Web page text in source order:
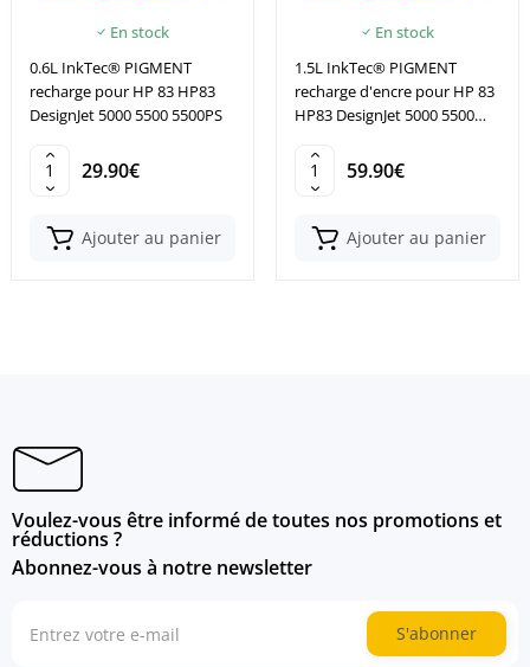
En stock
0.6L InkTec® PIGMENT
recharge pour HP 83 HP83
DesignJet 5000 5500 5500PS
29.90€
Ajouter au panier
En stock
1.5L InkTec® PIGMENT
recharge d'encre pour HP 83
HP83 DesignJet 5000 5500
59.90€
Ajouter au panier
Voulez-vous être informé de toutes nos promotions et
réductions ?
Abonnez-vous à notre newsletter
S'abonner